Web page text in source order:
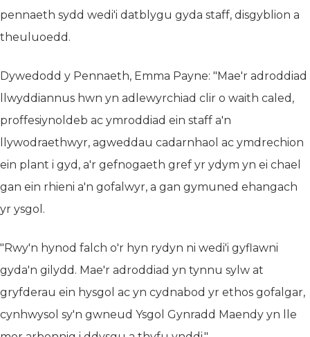
pennaeth sydd wedi'i datblygu gyda staff, disgyblion a
theuluoedd.
Dywedodd y Pennaeth, Emma Payne: "Mae'r adroddiad
llwyddiannus hwn yn adlewyrchiad clir o waith caled,
proffesiynoldeb ac ymroddiad ein staff a'n
llywodraethwyr, agweddau cadarnhaol ac ymdrechion
ein plant i gyd, a'r gefnogaeth gref yr ydym yn ei chael
gan ein rhieni a'n gofalwyr, a gan gymuned ehangach
yr ysgol.
"Rwy'n hynod falch o'r hyn rydyn ni wedi'i gyflawni
gyda'n gilydd. Mae'r adroddiad yn tynnu sylw at
gryfderau ein hysgol ac yn cydnabod yr ethos gofalgar,
cynhwysol sy'n gwneud Ysgol Gynradd Maendy yn lle